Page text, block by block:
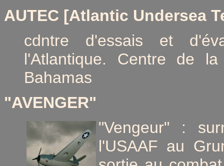
AUTEC [Atlantic Undersea
cdntre d'essais et
l'Atlantique. Centre de
Bahamas
"AVENGER"
"Vengeur" :
l'USAAF au